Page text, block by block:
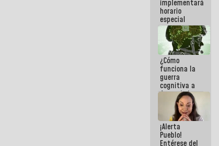
Eléctrico
Nacional
implementará
horario
especial
para
adaptarse
al plan de
ahorro
energético
¿Cómo
funciona la
guerra
cognitiva a
favor de la
narrativa
hegemónica?
(1)
¡Alerta
Pueblo!
Entérese del